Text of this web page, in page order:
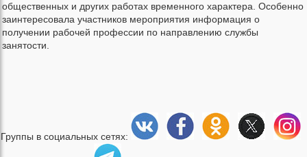
общественных и других работах временного характера. Особенно
заинтересовала участников мероприятия информация о
получении рабочей профессии по направлению службы
занятости.
Группы в социальных сетях: